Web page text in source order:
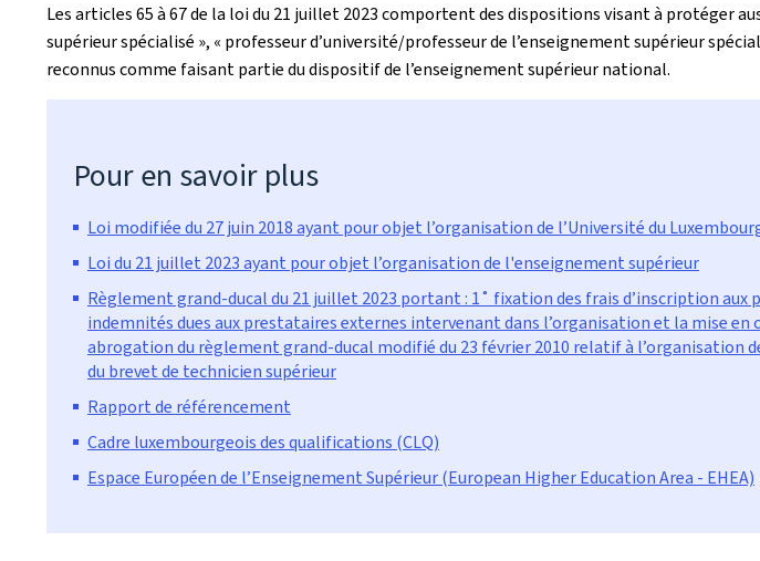
Les articles 65 à 67 de la loi du 21 juillet 2023 comportent des dispositions visant à protéger
supérieur spécialisé », « professeur d’université/professeur de l’enseignement supérieur
reconnus comme faisant partie du dispositif de l’enseignement supérieur national.
Pour en savoir plus
Loi modifiée du 27 juin 2018 ayant pour objet l’organisation de l’Université du
Loi du 21 juillet 2023 ayant pour objet l’organisation de l'enseignement supérieur
Règlement grand-ducal du 21 juillet 2023 portant : 1˚ fixation des frais d’inscription
indemnités dues aux prestataires externes intervenant dans l’organisation et la mise
abrogation du règlement grand-ducal modifié du 23 février 2010 relatif à
du brevet de technicien supérieur
Rapport de référencement
Cadre luxembourgeois des qualifications (CLQ)
Espace Européen de l’Enseignement Supérieur (European Higher Education Area - EHEA)